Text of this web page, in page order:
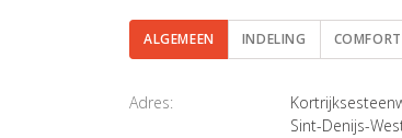
ALGEMEEN INDELING COMFORT
Algemeen
Adres:
Sint-Denijs-